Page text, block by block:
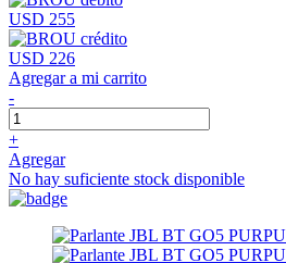
USD 255
USD 226
Agregar a mi carrito
-
+
Agregar
No hay suficiente stock disponible